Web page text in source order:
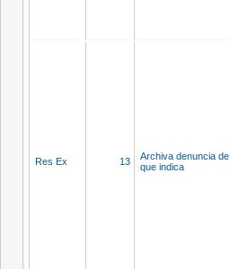
Res Ex 13
Archiva denuncia
que indica